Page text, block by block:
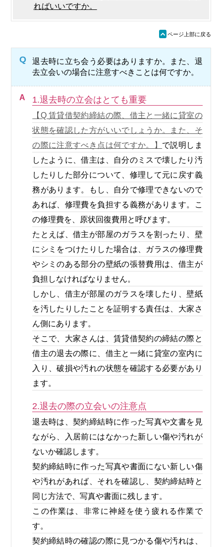
ればいいですか。
ü ページ上部に戻る
Q
退去時に立ち会う必要はありますか。また、退
去立会いの場合に注意すべきことは何ですか。
A 1.退去時の立会はとても重要
【Q 賃貸借契約締結の際、借主と一緒に貸室の
状態を確認した方がいいでしょうか。また、そ
の際に注意すべき点は何ですか。】 で説明しま
したように、借主は、自分のミスで壊したり汚
したりした部分について、修理して元に戻す義
務があります。もし、自分で修理できないので
あれば、修理費を負担する義務があります。こ
の修理費を、原状回復費用と呼びます。
たとえば、借主が部屋のガラスを割ったり、壁
にシミをつけたりした場合は、ガラスの修理費
やシミのある部分の壁紙の張替費用は、借主が
負担しなければなりません。
しかし、借主が部屋のガラスを壊したり、壁紙
を汚したりしたことを証明する責任は、大家さ
ん側にあります。
そこで、大家さんは、賃貸借契約の締結の際と
借主の退去の際に、借主と一緒に貸室の室内に
入り、破損や汚れの状態を確認する必要があり
ます。
2.退去の際の立会いの注意点
退去時は、契約締結時に作った写真や文書を見
ながら、入居前にはなかった新しい傷や汚れが
ないか確認します。
契約締結時に作った写真や書面にない新しい傷
や汚れがあれば、それを確認し、契約締結時と
同じ方法で、写真や書面に残します。
この作業は、非常に神経を使う疲れる作業で
す。
契約締結時の確認の際に見つかる傷や汚れは、